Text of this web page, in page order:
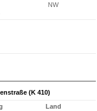
NW
(K 410)
Land